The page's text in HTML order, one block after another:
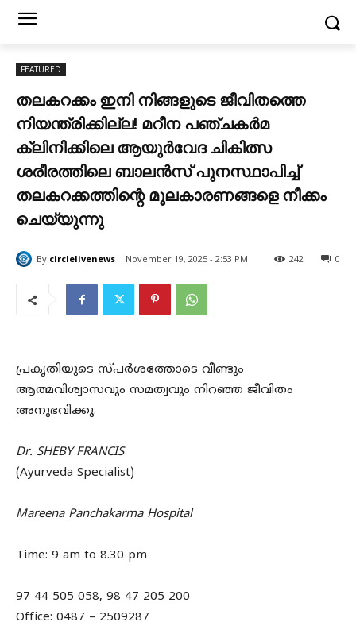
FEATURED
തലകറക്കം ഇനി നിങ്ങളുടെ ജീവിതത്തെ
നിയന്ത്രിക്കില്ല! മറീന പഞ്ചകർമ
ക്ലിനിക്കിലെ ആയുർവേദ ചികിത്സ
ശരീരത്തിലെ ബാലൻസ് പുനസ്ഥാപിച്ച്
തലകറക്കത്തിന്റെ മൂലകാരണങ്ങളെ നീക്കം
ചെയ്യുന്നു
By circlelivenews November 19, 2025 - 2:53 PM 0
242
പ്രകൃതിയുടെ സ്പർശത്തോടെ വീണ്ടും
ആത്മവിശ്വാസവും സമത്വവും നിറഞ്ഞ ജീവിതം
അനുഭവിക്കൂ.
Dr. SHEBY FRANCIS
(Ayurveda Specialist)
Mareena Panchakarma Hospital
Time: 9 am to 8.30 pm
97 44 505 058, 98 47 205 200
Office: 0487 – 2509287